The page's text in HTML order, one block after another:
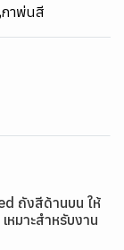
,กาพ่นสี
ถังสีด้านบน ให้
หมาะสำหรับงาน